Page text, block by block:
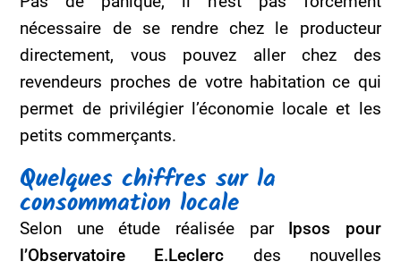
nécessaire de se rendre chez le producteur
directement, vous pouvez aller chez des
revendeurs proches de votre habitation ce qui
permet de privilégier l’économie locale et les
petits commerçants.
Quelques chiffres sur la
consommation locale
Selon une étude réalisée par Ipsos pour
l’Observatoire E.Leclerc des nouvelles